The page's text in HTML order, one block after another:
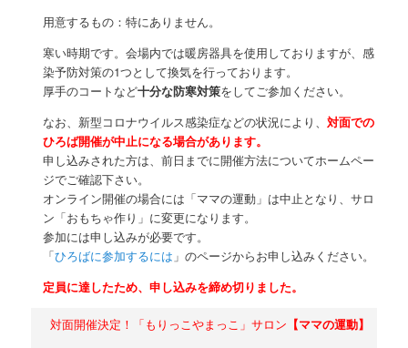
用意するもの：特にありません。
寒い時期です。会場内では暖房器具を使用しておりますが、感
染予防対策の1つとして換気を行っております。
厚手のコートなど十分な防寒対策をしてご参加ください。
なお、新型コロナウイルス感染症などの状況により、対面での
ひろば開催が中止になる場合があります。
申し込みされた方は、前日までに開催方法についてホームペー
ジでご確認下さい。
オンライン開催の場合には「ママの運動」は中止となり、サロ
ン「おもちゃ作り」に変更になります。
参加には申し込みが必要です。
「ひろばに参加するには 」のページからお申し込みください。
定員に達したため、申し込みを締め切りました。
対面開催決定！「もりっこやまっこ」サロン 【ママの運動】